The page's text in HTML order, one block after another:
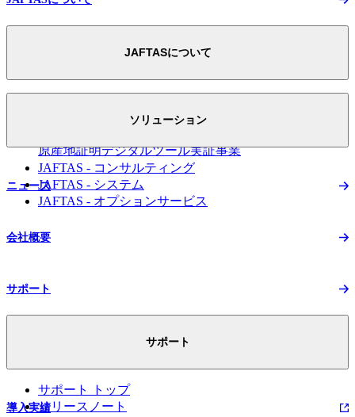
JAFTASについて
スマートEPAへの取り組み
原産地証明デジタルツール実証事業
ソリューション
JAFTAS - コンサルティング
JAFTAS - システム
JAFTAS - オプションサービス
ニュース
会社概要
サポート
サポート
サポート トップ
リリースノート
導入実績